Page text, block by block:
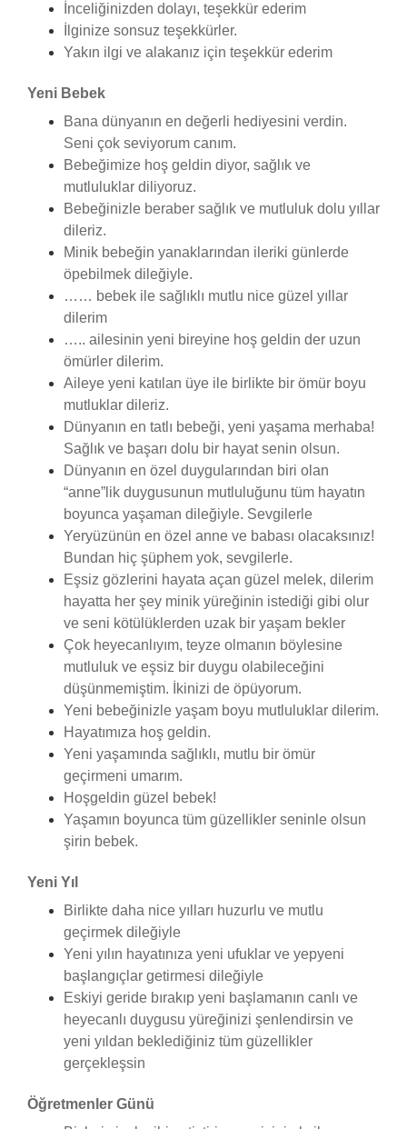
İnceliğinizden dolayı, teşekkür ederim
İlginize sonsuz teşekkürler.
Yakın ilgi ve alakanız için teşekkür ederim
Yeni Bebek
Bana dünyanın en değerli hediyesini verdin.
Seni çok seviyorum canım.
Bebeğimize hoş geldin diyor, sağlık ve
mutluluklar diliyoruz.
Bebeğinizle beraber sağlık ve mutluluk dolu yıllar
dileriz.
Minik bebeğin yanaklarından ileriki günlerde
öpebilmek dileğiyle.
…… bebek ile sağlıklı mutlu nice güzel yıllar
dilerim
….. ailesinin yeni bireyine hoş geldin der uzun
ömürler dilerim.
Aileye yeni katılan üye ile birlikte bir ömür boyu
mutluklar dileriz.
Dünyanın en tatlı bebeği, yeni yaşama merhaba!
Sağlık ve başarı dolu bir hayat senin olsun.
Dünyanın en özel duygularından biri olan
“anne”lik duygusunun mutluluğunu tüm hayatın
boyunca yaşaman dileğiyle. Sevgilerle
Yeryüzünün en özel anne ve babası olacaksınız!
Bundan hiç şüphem yok, sevgilerle.
Eşsiz gözlerini hayata açan güzel melek, dilerim
hayatta her şey minik yüreğinin istediği gibi olur
ve seni kötülüklerden uzak bir yaşam bekler
Çok heyecanlıyım, teyze olmanın böylesine
mutluluk ve eşsiz bir duygu olabileceğini
düşünmemiştim. İkinizi de öpüyorum.
Yeni bebeğinizle yaşam boyu mutluluklar dilerim.
Hayatımıza hoş geldin.
Yeni yaşamında sağlıklı, mutlu bir ömür
geçirmeni umarım.
Hoşgeldin güzel bebek!
Yaşamın boyunca tüm güzellikler seninle olsun
şirin bebek.
Yeni Yıl
Birlikte daha nice yılları huzurlu ve mutlu
geçirmek dileğiyle
Yeni yılın hayatınıza yeni ufuklar ve yepyeni
başlangıçlar getirmesi dileğiyle
Eskiyi geride bırakıp yeni başlamanın canlı ve
heyecanlı duygusu yüreğinizi şenlendirsin ve
yeni yıldan beklediğiniz tüm güzellikler
gerçekleşsin
Öğretmenler Günü